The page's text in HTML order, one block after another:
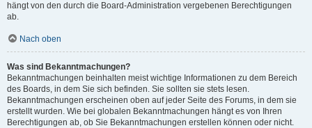
hängt von den durch die Board-Administration vergebenen Berechtigungen
ab.
Nach oben
Was sind Bekanntmachungen?
Bekanntmachungen beinhalten meist wichtige Informationen zu dem Bereich
des Boards, in dem Sie sich befinden. Sie sollten sie stets lesen.
Bekanntmachungen erscheinen oben auf jeder Seite des Forums, in dem sie
erstellt wurden. Wie bei globalen Bekanntmachungen hängt es von Ihren
Berechtigungen ab, ob Sie Bekanntmachungen erstellen können oder nicht.